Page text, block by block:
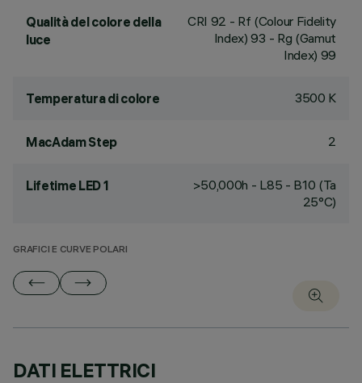
Qualità del colore della
luce
CRI 92 - Rf (Colour Fidelity
Index) 93 - Rg (Gamut
Index) 99
Temperatura di colore 3500 K
MacAdam Step 2
Lifetime LED 1
>50,000h - L85 - B10 (Ta
25°C)
GRAFICI E CURVE POLARI
DATI ELETTRICI